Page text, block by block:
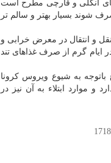
انگلی و قارچی مطرح است
شوند بسیار بهتر و سالم تر
و انتقال در معرض خرابی و
ایام گرم از صرف غذاهای تند
به شیوع ویروس کرونا
ابتلاء به آن نیز در
1718